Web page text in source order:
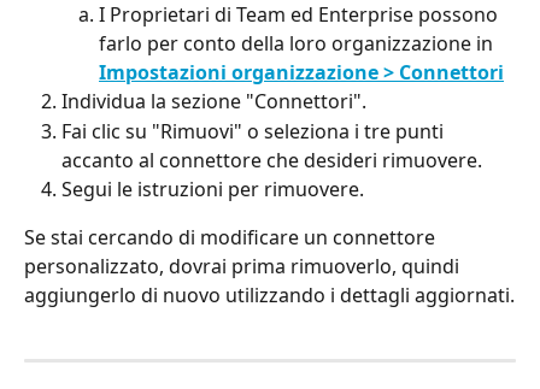
I Proprietari di Team ed Enterprise possono
farlo per conto della loro organizzazione in
Impostazioni organizzazione > Connettori
Individua la sezione "Connettori".
Fai clic su "Rimuovi" o seleziona i tre punti
accanto al connettore che desideri rimuovere.
Segui le istruzioni per rimuovere.
Se stai cercando di modificare un connettore
personalizzato, dovrai prima rimuoverlo, quindi
aggiungerlo di nuovo utilizzando i dettagli aggiornati.